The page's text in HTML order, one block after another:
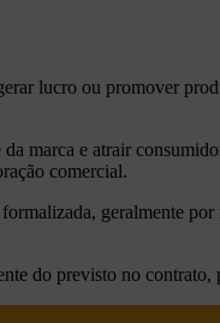
lucro ou promover
marca e atrair
comercial.
geralmente
do previsto no contrato,